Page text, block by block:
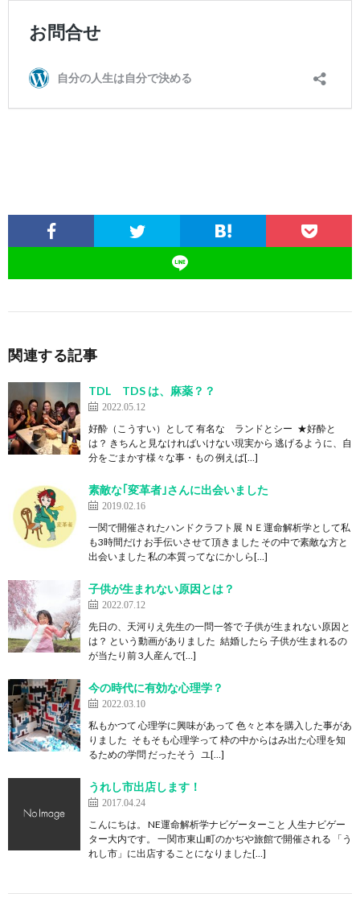
関連する記事
TDL TDS は、麻薬？？
2022.05.12
好酔（こうすい）として 有名な ランドとシー ★好酔と
は？ きちんと見なければいけない現実から 逃げるように、自
分をごまかす様々な事・もの 例えば[…]
素敵な｢変革者｣さんに出会いました
2019.02.16
一関で開催されたハンドクラフト展 ＮＥ運命解析学として私
も3時間だけ お手伝いさせて頂きました その中で素敵な方と
出会いました 私の本質ってなにかしら[…]
子供が生まれない原因とは？
2022.07.12
先日の、天河りえ先生の一問一答で 子供が生まれない原因と
は？ という動画がありました 結婚したら 子供が生まれるの
が当たり前 3人産んで[…]
今の時代に有効な心理学？
2022.03.10
私もかつて 心理学に興味があって 色々と本を購入した事があ
りました そもそも心理学って 枠の中からはみ出た心理を知
るための学問 だったそう ユ[…]
うれし市出店します！
2017.04.24
こんにちは。 NE運命解析学ナビゲーターこと 人生ナビゲー
ター大内です。 一関市東山町のかぢや旅館で開催される 「う
れし市」に出店することになりました[…]